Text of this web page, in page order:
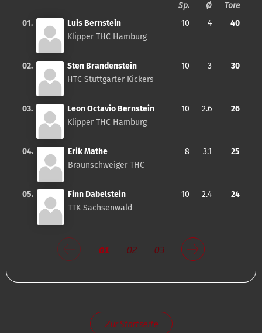
Sp. Ø
Tore
01.
Luis Bernstein
Klipper THC Hamburg
10 4 40
02.
Sten Brandenstein
HTC Stuttgarter Kickers
10 3 30
03.
Leon Octavio Bernstein
Klipper THC Hamburg
10 2.6 26
04.
Erik Mathe
Braunschweiger THC
8 3.1 25
05.
Finn Dabelstein
TTK Sachsenwald
10 2.4 24
01 02 03
Zur Startseite